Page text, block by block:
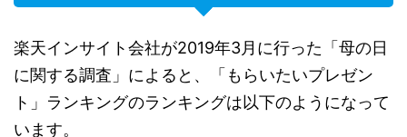
楽天インサイト会社が2019年3月に行った「母の日
に関する調査」によると、「もらいたいプレゼン
ト」ランキングのランキングは以下のようになって
います。